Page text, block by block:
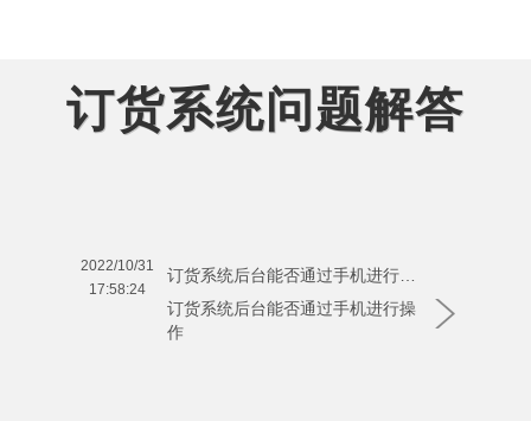
订货系统问题解答
2022/10/31
17:58:24
订货系统后台能否通过手机进行操
作